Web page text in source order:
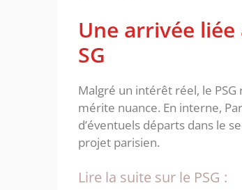
‎Une arrivée
SG
Malgré un intérêt réel, le
mérite nuance. En interne,
d’éventuels départs dans le
projet parisien.
Lire la suite sur le PSG :